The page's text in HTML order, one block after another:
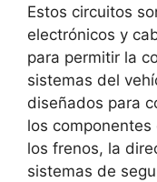
Estos circuitos
electrónicos y
para permitir la
sistemas del
diseñados para
los
los frenos, la
sistemas de